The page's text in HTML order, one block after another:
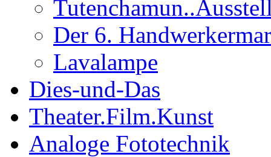
Der 6.
Lavalampe
Dies-und-Das
Theater.Film.Kunst
Analoge Fototechnik